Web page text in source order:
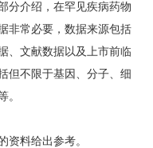
分介绍，在罕见疾病药物
非常必要，数据来源包括
、文献数据以及上市前临
但不限于基因、分子、细
。
料给出参考。